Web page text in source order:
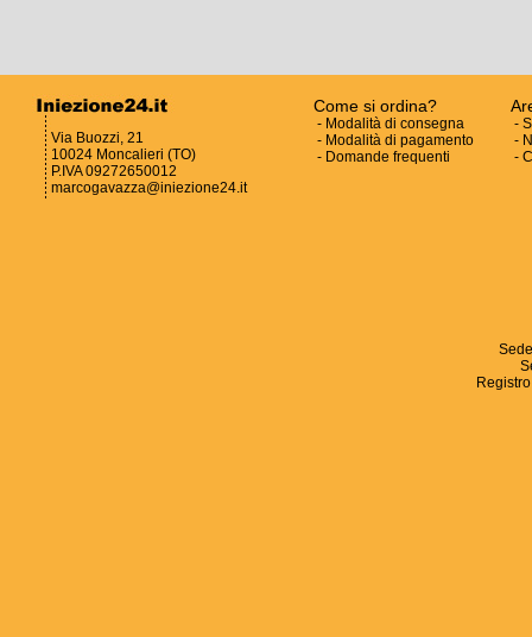
Via Buozzi, 21
10024 Moncalieri (TO)
P.IVA 09272650012
marcogavazza@iniezione24.it
Come si ordina?
- Modalità di consegna
- Modalità di pagamento
- Domande frequenti
-
-
-